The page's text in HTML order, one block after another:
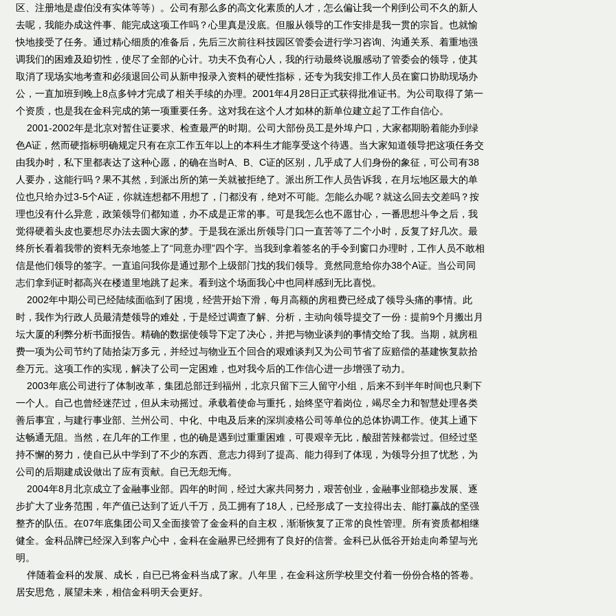
区、注册地是虚伯没有实体等等）。公司有那么多的高文化素质的人才，怎么偏让我一个刚到公司不久的新人
去呢，我能办成这件事、能完成这项工作吗？心里真是没底。但服从领导的工作安排是我一贯的宗旨。也就愉
快地接受了任务。通过精心细质的准备后，先后三次前往科技园区管委会进行学习咨询、沟通关系、着重地强
调我们的困难及廹切性，使尽了全部的心计。功夫不负有心人，我的行动最终说服感动了管委会的领导，使其
取消了现场实地考查和必须退回公司从新申报录入资料的硬性指标，还专为我安排工作人员在窗口协助现场办
公，一直加班到晚上8点多钟才完成了相关手续的办理。2001年4月28日正式获得批准证书。为公司取得了第一
个资质，也是我在金科完成的第一项重要任务。这对我在这个人才如林的新单位建立起了工作自信心。
2001-2002年是北京对暂住证要求、检查最严的时期。公司大部份员工是外埠户口，大家都期盼着能办到绿
色A证，然而硬指标明确规定只有在京工作五年以上的本科生才能享受这个待遇。当大家知道领导把这项任务交
由我办时，私下里都表达了这种心愿，的确在当时A、B、C证的区别，几乎成了人们身份的象征，可公司有38
人要办，这能行吗？果不其然，到派出所的第一关就被拒绝了。派出所工作人员告诉我，在月坛地区最大的单
位也只给办过3-5个A证，你就连想都不用想了，门都没有，绝对不可能。怎能么办呢？就这么回去交差吗？按
理也没有什么异意，政策领导们都知道，办不成是正常的事。可是我怎么也不愿甘心，一番思想斗争之后，我
觉得硬着头皮也要想尽办法去圆大家的梦。于是我在派出所领导门口一直苦等了二个小时，反复了好几次。最
终所长看着我带的资料无奈地签上了“同意办理”四个字。当我到拿着签名的手令到窗口办理时，工作人员不敢相
信是他们领导的签字。一直追问我你是通过那个上级部门找的我们领导。竟然同意给你办38个A证。当公司同
志们拿到证时都高兴在楼道里地跳了起来。看到这个场面我心中也同样感到无比喜悦。
2002年中期公司已经陆续面临到了困境，经营开始下滑，每月高额的房租费已经成了领导头痛的事情。此
时，我作为行政人员最清楚领导的难处，于是经过调查了解、分析，主动向领导提交了一份：提前9个月搬出月
坛大厦的利弊分析书面报告。精确的数据使领导下定了决心，并把与物业谈判的事情交给了我。当期，就房租
费一项为公司节约了陆拾柒万多元，并经过与物业五个回合的艰难谈判又为公司节省了应赔偿的基建恢复款拾
叁万元。这项工作的实现，解决了公司一定困难，也对我今后的工作信心进一步增强了动力。
2003年底公司进行了体制改革，集团总部迁到福州，北京只留下三人留守小组，后来不到半年时间也只剩下
一个人。自己也曾经迷茫过，但从未动摇过。承载着使命与重托，始终坚守着岗位，竭尽全力和智慧处理各类
善后事宜，与建行事业部、兰州公司、中化、中电及后来的深圳凌格公司等单位的总体协调工作。使其上通下
达畅通无阻。当然，在几年的工作里，也的确是遇到过重重困难，可畏艰辛无比，酸甜苦辣都尝过。但经过坚
持不懈的努力，使自已从中学到了不少的东西、意志力得到了提高、能力得到了体现，为领导分担了忧愁，为
公司的后期建成设做出了应有贡献。自已无怨无悔。
2004年8月北京成立了金融事业部。四年的时间，经过大家共同努力，艰苦创业，金融事业部稳步发展、逐
步扩大了业务范围，年产值已达到了近八千万，员工拥有了18人，已经形成了一支拉得出去、能打赢战的坚强
整齐的队伍。在07年底集团公司又全面接管了金金科的自主权，渐渐恢复了正常的良性管理。所有资质都相继
健全。金科品牌已经深入到客户心中，金科在金融界已经拥有了良好的信誉。金科已从低谷开始走向希望与光
明。
伴随着金科的发展、成长，自已已将金科当成了家。八年里，在金科这所学校里交付着一份份合格的答卷。
居安思危，展望未来，相信金科明天会更好。